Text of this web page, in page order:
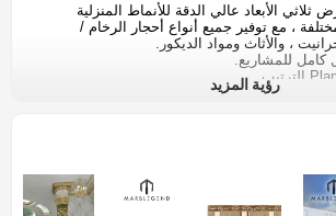
ثلاثي الأبعاد عالي الدقة للأنماط المنزلية
، مع توفير جميع أنواع أحجار الرخام /
، والأثاث ومواد الديكور.
كامل للمشاريع.
رؤية المزيد